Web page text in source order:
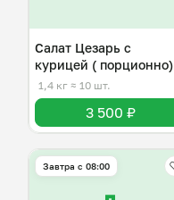
Салат Цезарь с
курицей ( порционно)
1,4 кг ≈ 10 шт.
3 500 ₽
Завтра c 08:00